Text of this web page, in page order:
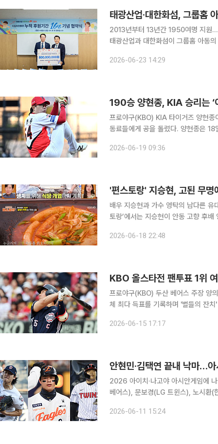
태광산업·대한화섬, 그룹홈
2013년부터 13년간 1950여명 지원…누적 후원금 8억원
태광산업과 대한화섬이 그룹홈 아동
아동 지원 후원 협약식을 열고 정기 후
2026-06-23 14:29
190승 양현종, KIA 승리는 ‘
프로야구(KBO) KIA 타이거즈 양현
동료들에게 공을 돌렸다. 양현종은 18일 광주-기아 챔피언스필드에서 열린 2026 신한 SOL뱅크
책점)을 기록했다. 볼넷과 몸에 맞는
2026-06-19 09:36
'편스토랑' 지승현, 고된 무
배우 지승현과 가수 영탁의 남다른 유대감이 감동을 안겼다.
토랑’에서는 지승현이 안동 고향 후배 영탁을 초
다”라고 ‘고(추가루)+된(장) 떡볶이’
2026-06-18 22:48
KBO 올스타전 팬투표 1위
프로야구(KBO) 두산 베어스 주장 양
체 최다 득표를 기록하며 '별들의 잔치' 출전을 눈앞에 뒀다.
해 전체 후보 가운데 가장 많은 표를
2026-06-15 17:17
2026 아이치·나고야 아시안게임에
베어스), 문보경(LG 트윈스), 노시환(
11일 오후 2시 서울 중구 한국프레스
2026-06-11 15:24